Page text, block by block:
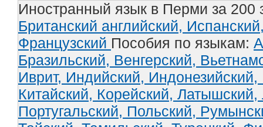
Иностранный язык в Перми за 200
Британский английский,
Французский Пособия по языкам:
Бразильский, Венгерский,
Иврит, Индийский, Индонезийский,
Китайский, Корейский, Латышский,
Португальский, Польский,